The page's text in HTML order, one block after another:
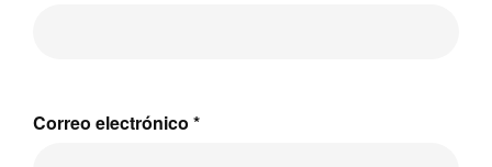
Correo electrónico *